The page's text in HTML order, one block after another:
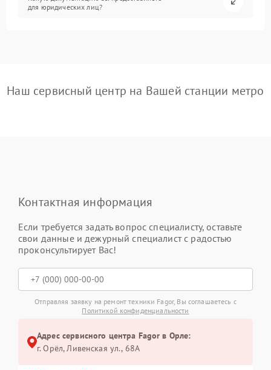
для юридических лиц?
Наш сервисный центр на Вашей станции метро
Контактная информация
Если требуется задать вопрос специалисту, оставьте
свои данные и дежурный специалист с радостью
проконсультирует Вас!
Отправляя заявку на ремонт техники Fagor, Вы соглашаетесь с
Политикой конфиденциальности
Адрес сервисного центра Fagor в Орле:
г. Орёл, Ливенская ул., 68А